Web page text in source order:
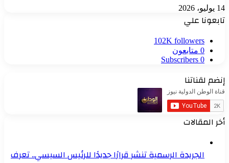
14 يوليو، 2026
تابعونا علي
102K followers
0 متابعون
0
Subscribers
إنضم لقناتنا
أخر المقالات
الجريدة الرسمية تنشر قرارًا جديدًا للرئيس السيسي.. تعرف